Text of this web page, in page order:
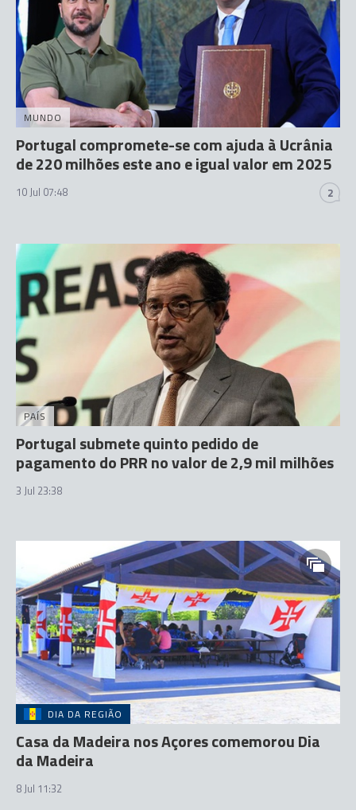
MUNDO
Portugal compromete-se com ajuda à Ucrânia
de 220 milhões este ano e igual valor em 2025
10 Jul 07:48 2
PAÍS
Portugal submete quinto pedido de
pagamento do PRR no valor de 2,9 mil milhões
3 Jul 23:38
DIA DA REGIÃO
Casa da Madeira nos Açores comemorou Dia
da Madeira
8 Jul 11:32